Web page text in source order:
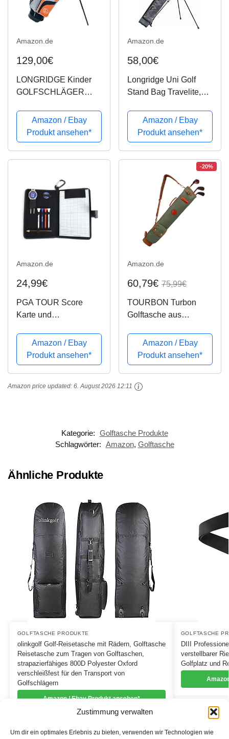
Zustimmung verwalten
Um dir ein optimales Erlebnis zu bieten, verwenden wir Technologien wie
Amazon.de
129,00€
LONGRIDGE Kinder
GOLFSCHLÄGER
Set Kinder 5
SCHLÄGER Alter 8+,
ORANGE/SCHWARZ,
RH
Amazon / Ebay
Produkt ansehen*
Amazon.de
58,00€
Longridge Uni Golf
Stand Bag Travelite,
Bas5Tbs
Amazon / Ebay
Produkt ansehen*
Amazon.de
24,99€
PGA TOUR Score
Karte und
echtem Leder ,
schwarz
Amazon / Ebay
Produkt ansehen*
-20%
Amazon.de
60,79€ 75,99€
TOURBON Turbon
Golftasche aus
Herren und Damen,
Grün
Amazon / Ebay
Produkt ansehen*
Amazon price updated: 6. August 2026 12:11
Kategorie: Golftasche Produkte
Schlagwörter: Amazon, Golftasche
Ähnliche Produkte
GOLFTASCHE PRODUKTE
olinkgolf Golf-Reisetasche mit Rädern, Golftasche
Reisetasche zum Tragen von Golftaschen,
strapazierfähiges 800D Polyester Oxford
verschleißfest für den Transport von
Golfschlägern
Amazon / Ebay Produkt ansehen*
GOLFTASCHE
DIII
verstellbarer
Golfplatz und